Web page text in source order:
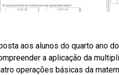
aos alunos do quarto ano
a aplicação da
operações básicas da